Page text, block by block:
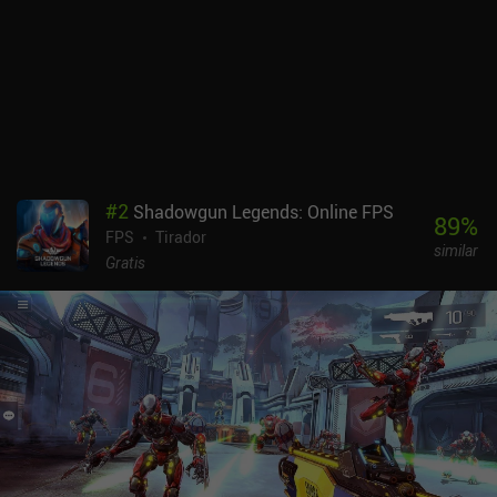
#2 Shadowgun Legends: Online FPS
FPS
Tirador
Gratis
89%
similar